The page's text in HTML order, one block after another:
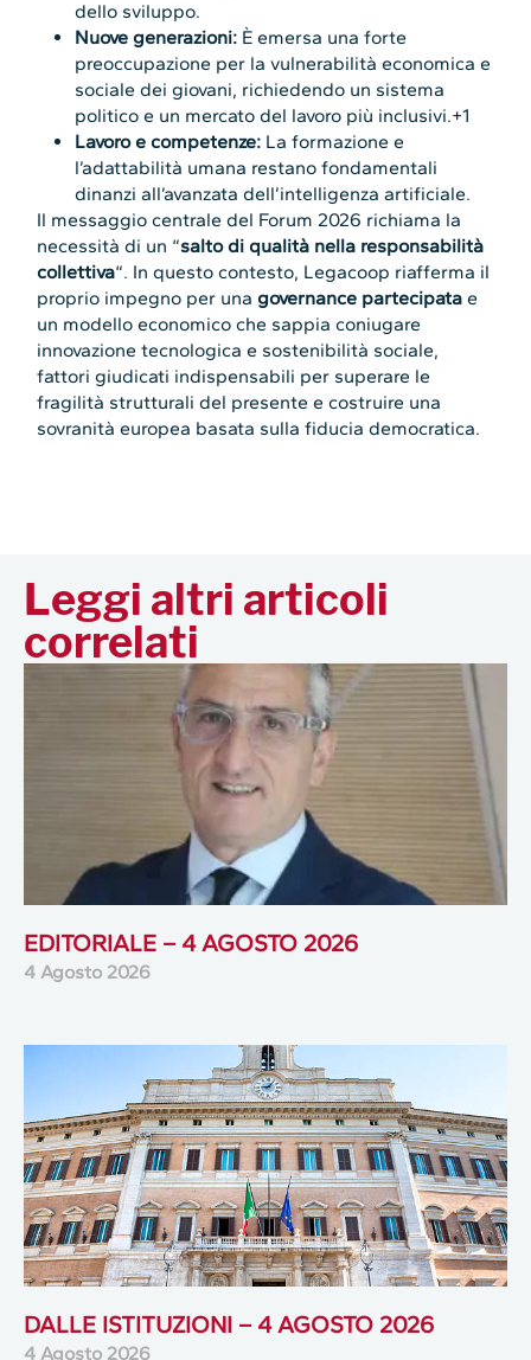
dello sviluppo.
Nuove generazioni: È emersa una forte
preoccupazione per la vulnerabilità economica e
sociale dei giovani, richiedendo un sistema
politico e un mercato del lavoro più inclusivi.+1
Lavoro e competenze: La formazione e
l’adattabilità umana restano fondamentali
dinanzi all’avanzata dell’intelligenza artificiale.
Il messaggio centrale del Forum 2026 richiama la
necessità di un “salto di qualità nella responsabilità
collettiva“. In questo contesto, Legacoop riafferma il
proprio impegno per unagovernance partecipata e
un modello economico che sappia coniugare
innovazione tecnologica e sostenibilità sociale,
fattori giudicati indispensabili per superare le
fragilità strutturali del presente e costruire una
sovranità europea basata sulla fiducia democratica.
Leggi altri articoli
correlati
EDITORIALE – 4 AGOSTO 2026
4 Agosto 2026
DALLE ISTITUZIONI – 4 AGOSTO 2026
4 Agosto 2026